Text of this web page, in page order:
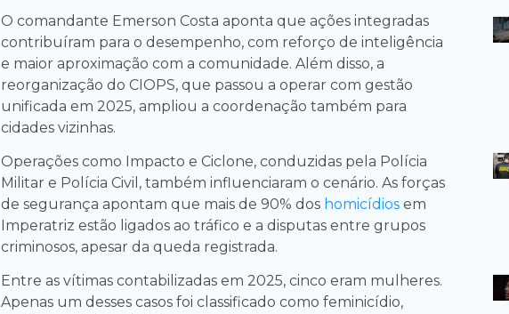
O comandante Emerson Costa aponta que ações integradas
contribuíram para o desempenho, com reforço de inteligência
e maior aproximação com a comunidade. Além disso, a
reorganização do CIOPS, que passou a operar com gestão
unificada em 2025, ampliou a coordenação também para
cidades vizinhas.
Operações como Impacto e Ciclone, conduzidas pela Polícia
Militar e Polícia Civil, também influenciaram o cenário. As forças
de segurança apontam que mais de 90% dos homicídios em
Imperatriz estão ligados ao tráfico e a disputas entre grupos
criminosos, apesar da queda registrada.
Entre as vítimas contabilizadas em 2025, cinco eram mulheres.
Apenas um desses casos foi classificado como feminicídio,